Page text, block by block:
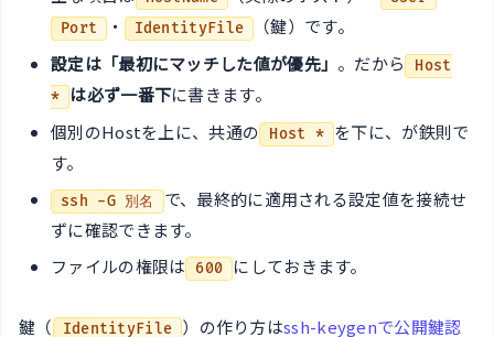
Port ・ IdentityFile
（鍵）です。
設定は「最初にマッチした値が優先」 。だから
Host
*
は必ず一番下に書きます。
個別のHostを上に、共通の
Host *
を下に、が鉄則で
す。
ssh -G 別名
で、最終的に適用される設定値を接続せ
ずに確認できます。
ファイルの権限は 600 にしておきます。
鍵（ IdentityFile ）の作り方はssh-keygenで公開鍵認